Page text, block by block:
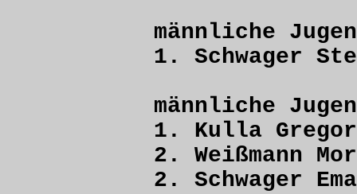
männliche
1. Schwager
männliche
1. Kulla
2. Weißmann
2. Schwager